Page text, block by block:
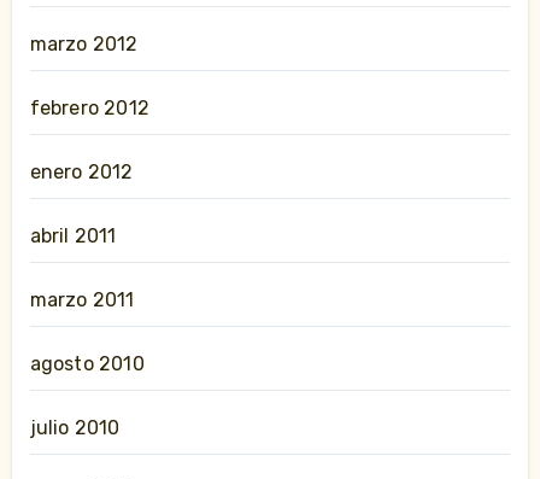
marzo 2012
febrero 2012
enero 2012
abril 2011
marzo 2011
agosto 2010
julio 2010